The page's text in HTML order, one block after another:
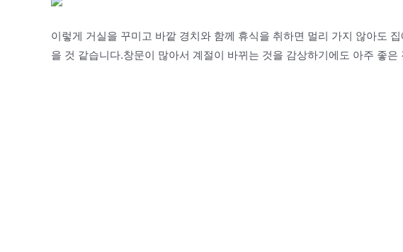
이렇게 거실을 꾸미고 바깥 경치와 함께 휴식을 취하면 멀리 가지 않아도
을 것 같습니다.창문이 많아서 계절이 바뀌는 것을 감상하기에도 아주 좋은